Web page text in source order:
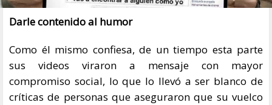
Darle contenido al humor
Como él mismo confiesa, de un tiempo esta parte
sus videos viraron a mensaje con mayor
compromiso social, lo que lo llevó a ser blanco de
críticas de personas que aseguraron que su vuelco